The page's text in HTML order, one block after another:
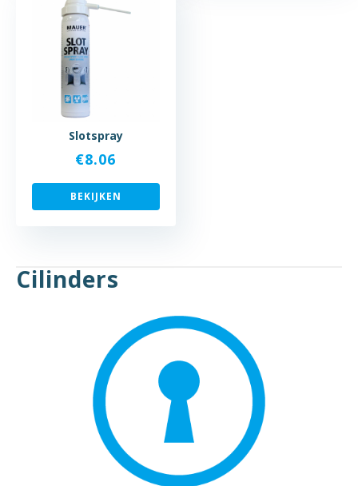
Slotspray
€8.06
BEKIJKEN
Cilinders